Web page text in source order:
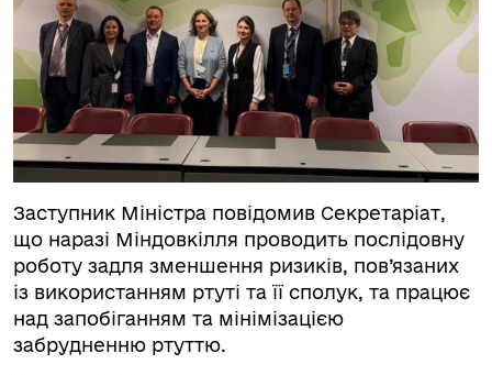
Заступник Міністра повідомив Секретаріат,
що наразі Міндовкілля проводить послідовну
роботу задля зменшення ризиків, пов’язаних
із використанням ртуті та її сполук, та працює
над запобіганням та мінімізацією
забрудненню ртуттю.